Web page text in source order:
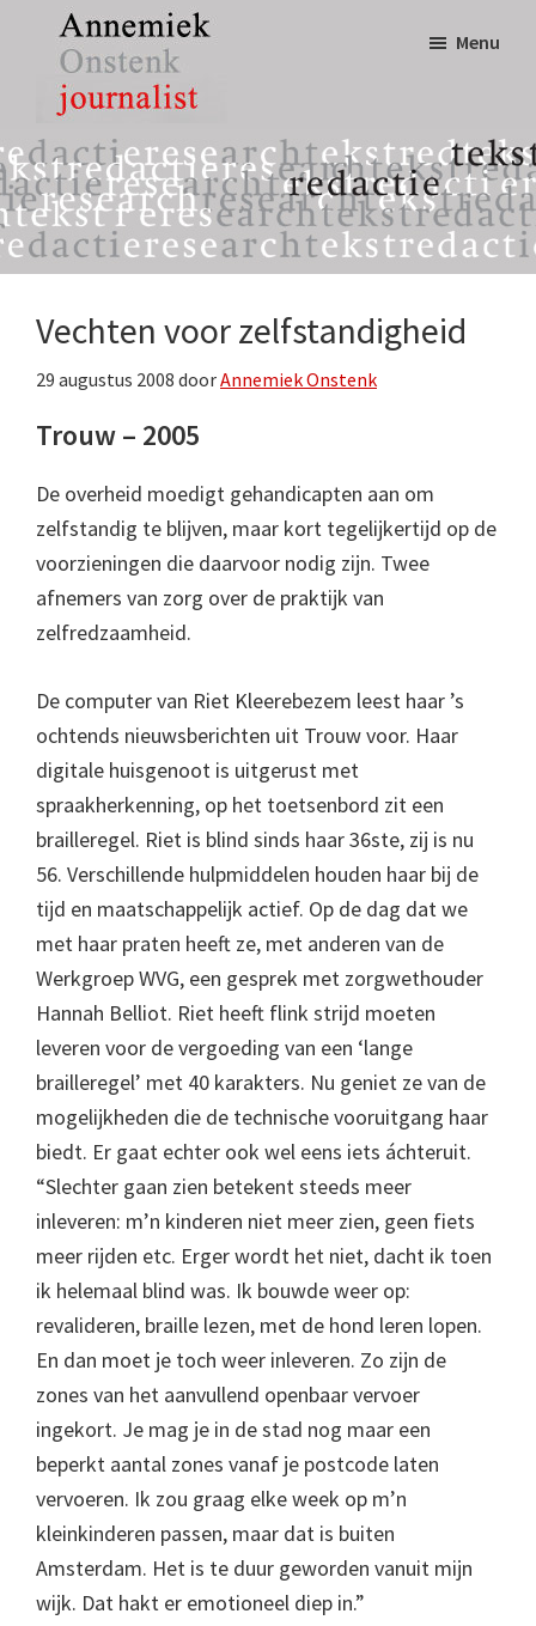
inhoud
eerste
sidebar
Annemiek
Onstenk
Journalist
tekst,
redactie
&
research
Menu
Vechten voor zelfstandigheid
29 augustus 2008 doorAnnemiek Onstenk
Trouw – 2005
De overheid moedigt gehandicapten aan om
zelfstandig te blijven, maar kort tegelijkertijd op de
voorzieningen die daarvoor nodig zijn. Twee
afnemers van zorg over de praktijk van
zelfredzaamheid.
De computer van Riet Kleerebezem leest haar ’s
ochtends nieuwsberichten uit Trouw voor. Haar
digitale huisgenoot is uitgerust met
spraakherkenning, op het toetsenbord zit een
brailleregel. Riet is blind sinds haar 36ste, zij is nu
56. Verschillende hulpmiddelen houden haar bij de
tijd en maatschappelijk actief. Op de dag dat we
met haar praten heeft ze, met anderen van de
Werkgroep WVG, een gesprek met zorgwethouder
Hannah Belliot. Riet heeft flink strijd moeten
leveren voor de vergoeding van een ‘lange
brailleregel’ met 40 karakters. Nu geniet ze van de
mogelijkheden die de technische vooruitgang haar
biedt. Er gaat echter ook wel eens iets áchteruit.
“Slechter gaan zien betekent steeds meer
inleveren: m’n kinderen niet meer zien, geen fiets
meer rijden etc. Erger wordt het niet, dacht ik toen
ik helemaal blind was. Ik bouwde weer op:
revalideren, braille lezen, met de hond leren lopen.
En dan moet je toch weer inleveren. Zo zijn de
zones van het aanvullend openbaar vervoer
ingekort. Je mag je in de stad nog maar een
beperkt aantal zones vanaf je postcode laten
vervoeren. Ik zou graag elke week op m’n
kleinkinderen passen, maar dat is buiten
Amsterdam. Het is te duur geworden vanuit mijn
wijk. Dat hakt er emotioneel diep in.”